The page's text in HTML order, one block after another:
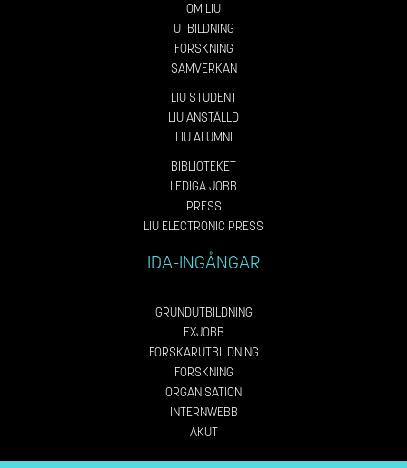
OM LIU
UTBILDNING
FORSKNING
SAMVERKAN
LIU STUDENT
LIU ANSTÄLLD
LIU ALUMNI
BIBLIOTEKET
LEDIGA JOBB
PRESS
LIU ELECTRONIC PRESS
IDA-INGÅNGAR
GRUNDUTBILDNING
EXJOBB
FORSKARUTBILDNING
FORSKNING
ORGANISATION
INTERNWEBB
AKUT